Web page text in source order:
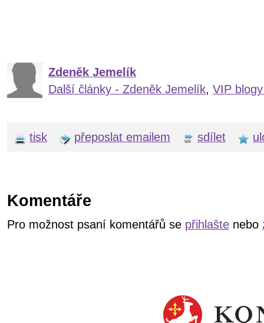
Zdeněk Jemelík
Další články - Zdeněk Jemelík, VIP
tisk přeposlat emailem sdílet
Komentáře
Pro možnost psaní komentářů se přihlašte nebo